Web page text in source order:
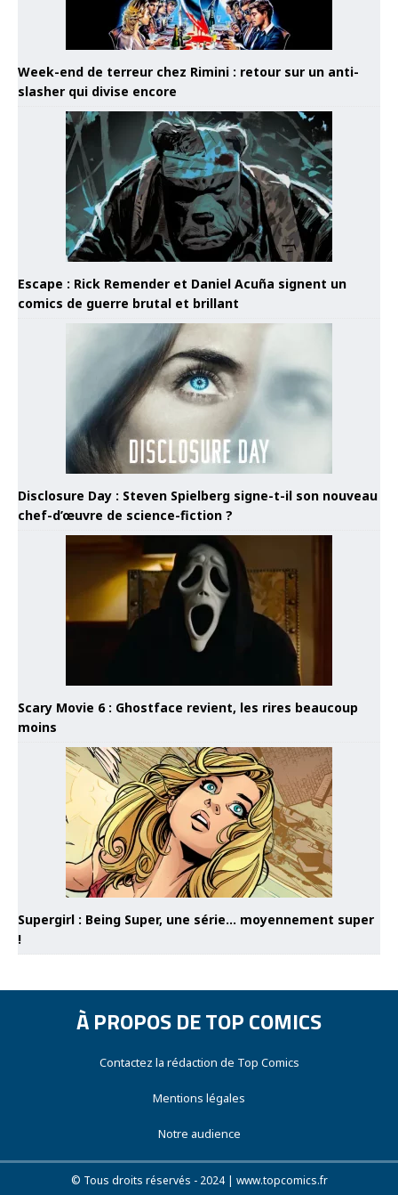
Week-end de terreur chez Rimini : retour sur un anti-
slasher qui divise encore
Escape : Rick Remender et Daniel Acuña signent un
comics de guerre brutal et brillant
Disclosure Day : Steven Spielberg signe-t-il son nouveau
chef-d’œuvre de science-fiction ?
Scary Movie 6 : Ghostface revient, les rires beaucoup
moins
Supergirl : Being Super, une série… moyennement super
!
À PROPOS DE TOP COMICS
Contactez la rédaction de Top Comics
Mentions légales
Notre audience
© Tous droits réservés - 2024 | www.topcomics.fr